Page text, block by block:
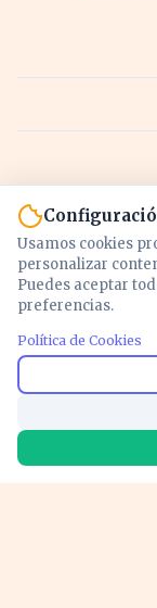
Noticias y
inversión y
para
Usamos cookies
personalizar
Puedes aceptar
preferencias.
Política de Cookies